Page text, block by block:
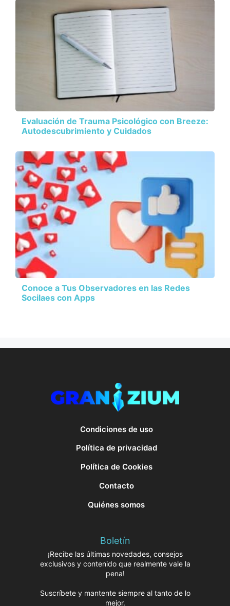
Evaluación de Trauma Psicológico con Breeze:
Autodescubrimiento y Cuidados
Conoce a Tus Observadores en las Redes
Socilaes con Apps
Condiciones de uso
Política de privacidad
Política de Cookies
Contacto
Quiénes somos
Boletín
¡Recibe las últimas novedades, consejos
exclusivos y contenido que realmente vale la
pena!
Suscríbete y mantente siempre al tanto de lo
mejor.